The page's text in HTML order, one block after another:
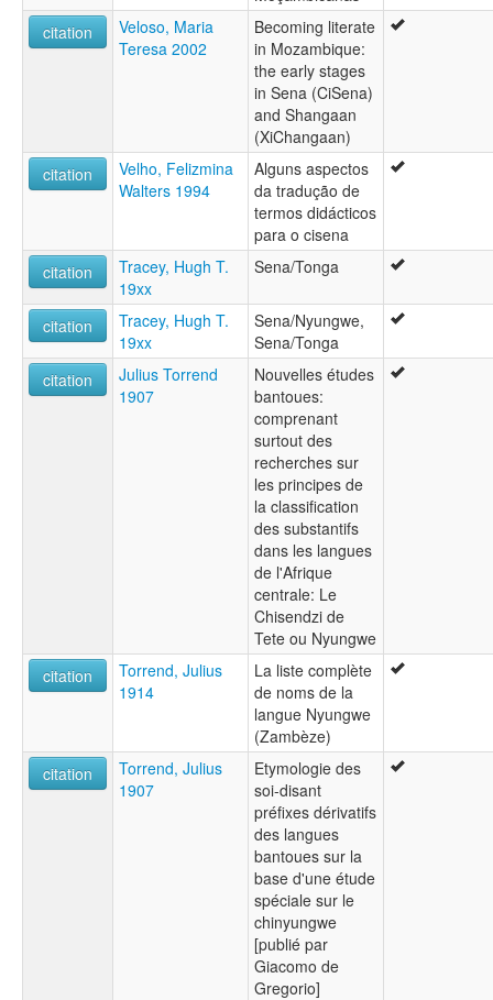
citation
Veloso, Maria
Teresa 2002
Becoming literate
in Mozambique:
the early stages
in Sena (CiSena)
and Shangaan
(XiChangaan)
citation
Velho, Felizmina
Walters 1994
Alguns aspectos
da tradução de
termos didácticos
para o cisena
citation
Tracey, Hugh T.
19xx
Sena/Tonga
citation
Tracey, Hugh T.
19xx
Sena/Nyungwe,
Sena/Tonga
citation
Julius Torrend
1907
Nouvelles études
bantoues:
comprenant
surtout des
recherches sur
les principes de
la classification
des substantifs
dans les langues
de l'Afrique
centrale: Le
Chisendzi de
Tete ou Nyungwe
citation
Torrend, Julius
1914
La liste complète
de noms de la
langue Nyungwe
(Zambèze)
citation
Torrend, Julius
1907
Etymologie des
soi-disant
préfixes dérivatifs
des langues
bantoues sur la
base d'une étude
spéciale sur le
chinyungwe
[publié par
Giacomo de
Gregorio]